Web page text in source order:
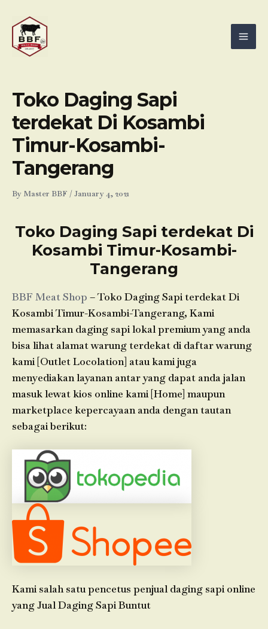
content
Toko Daging Sapi
terdekat Di Kosambi
Timur-Kosambi-
Tangerang
By Master BBF /January 4, 2021
Toko Daging Sapi terdekat Di
Kosambi Timur-Kosambi-
Tangerang
BBF Meat Shop – Toko Daging Sapi terdekat Di
Kosambi Timur-Kosambi-Tangerang, Kami
memasarkan daging sapi lokal premium yang anda
bisa lihat alamat warung terdekat di daftar warung
kami [Outlet Locolation] atau kami juga
menyediakan layanan antar yang dapat anda jalan
masuk lewat kios online kami [Home] maupun
marketplace kepercayaan anda dengan tautan
sebagai berikut:
Kami salah satu pencetus penjual daging sapi online
yang Jual Daging Sapi Buntut